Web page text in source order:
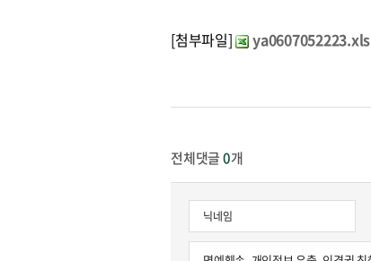
[첨부파일] ya0607052223.xls
전체댓글0개